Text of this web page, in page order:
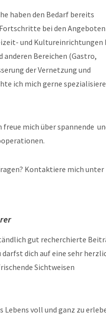
haben den Bedarf bereits
bei den
und Kultureinrichtungen
anderen Bereichen (Gastro,
der Vernetzung und
ich mich gerne
mich über spannende
Kontaktiere mich unter
gut recherchierte
darfst dich auf eine sehr
Sichtweisen
Lebens voll und ganz zu